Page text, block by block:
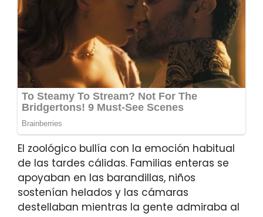
El zoológico bullía con la emoción habitual
de las tardes cálidas. Familias enteras se
apoyaban en las barandillas, niños
sostenían helados y las cámaras
destellaban mientras la gente admiraba al